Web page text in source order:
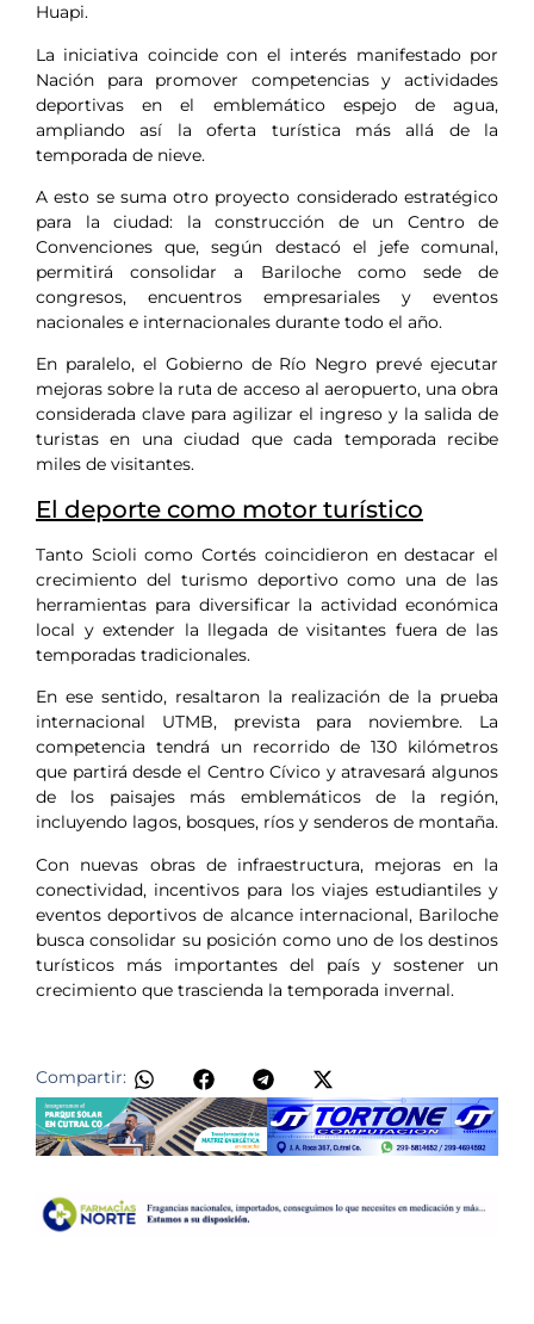
Huapi.
La iniciativa coincide con el interés manifestado por
Nación para promover competencias y actividades
deportivas en el emblemático espejo de agua,
ampliando así la oferta turística más allá de la
temporada de nieve.
A esto se suma otro proyecto considerado estratégico
para la ciudad: la construcción de un Centro de
Convenciones que, según destacó el jefe comunal,
permitirá consolidar a Bariloche como sede de
congresos, encuentros empresariales y eventos
nacionales e internacionales durante todo el año.
En paralelo, el Gobierno de Río Negro prevé ejecutar
mejoras sobre la ruta de acceso al aeropuerto, una obra
considerada clave para agilizar el ingreso y la salida de
turistas en una ciudad que cada temporada recibe
miles de visitantes.
El deporte como motor turístico
Tanto Scioli como Cortés coincidieron en destacar el
crecimiento del turismo deportivo como una de las
herramientas para diversificar la actividad económica
local y extender la llegada de visitantes fuera de las
temporadas tradicionales.
En ese sentido, resaltaron la realización de la prueba
internacional UTMB, prevista para noviembre. La
competencia tendrá un recorrido de 130 kilómetros
que partirá desde el Centro Cívico y atravesará algunos
de los paisajes más emblemáticos de la región,
incluyendo lagos, bosques, ríos y senderos de montaña.
Con nuevas obras de infraestructura, mejoras en la
conectividad, incentivos para los viajes estudiantiles y
eventos deportivos de alcance internacional, Bariloche
busca consolidar su posición como uno de los destinos
turísticos más importantes del país y sostener un
crecimiento que trascienda la temporada invernal.
Compartir: